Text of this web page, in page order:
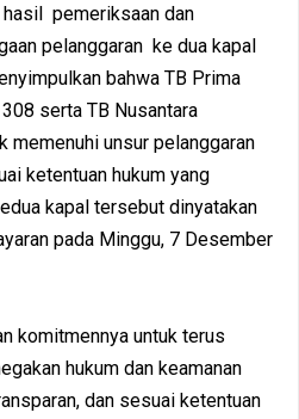
hasil pemeriksaan dan
pelanggaran ke dua kapal
bahwa TB Prima
serta TB Nusantara
memenuhi unsur pelanggaran
ketentuan hukum yang
kapal tersebut dinyatakan
pada Minggu, 7 Desember
komitmennya untuk terus
hukum dan keamanan
dan sesuai ketentuan